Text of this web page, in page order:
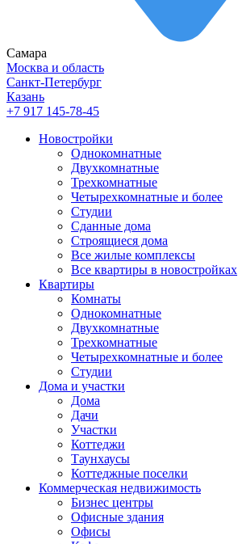
Самара
Москва и область
Санкт-Петербург
Казань
+7 917 145-78-45
Новостройки
Однокомнатные
Двухкомнатные
Трехкомнатные
Четырехкомнатные и более
Студии
Сданные дома
Строящиеся дома
Все жилые комплексы
Все квартиры в новостройках
Квартиры
Комнаты
Однокомнатные
Двухкомнатные
Трехкомнатные
Четырехкомнатные и более
Студии
Дома и участки
Дома
Дачи
Участки
Коттеджи
Таунхаусы
Коттеджные поселки
Коммерческая недвижимость
Бизнес центры
Офисные здания
Офисы